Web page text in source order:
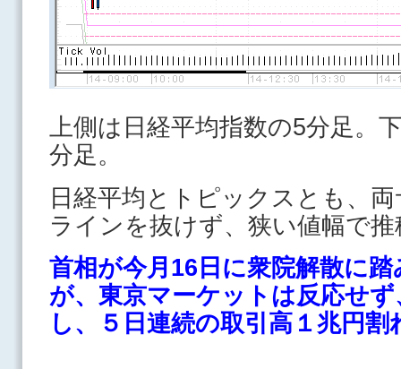
上側は日経平均指数の5分足。
分足。
日経平均とトピックスとも、
ラインを抜けず、狭い値幅で推
首相が今月16日に衆院解散に
が、東京マーケットは反応せ
し、５日連続の取引高１兆円